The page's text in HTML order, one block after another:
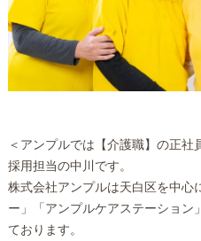
＜アンプルでは【介護職】の正
採用担当の中川です。
株式会社アンプルは天白区を中心
ー」「アンプルケアステーション
ております。